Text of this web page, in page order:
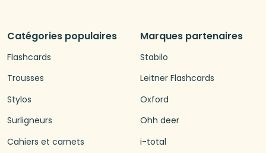
Catégories populaires
Flashcards
Trousses
Stylos
Surligneurs
Cahiers et carnets
Marques partenaires
Stabilo
Leitner Flashcards
Oxford
Ohh deer
i-total